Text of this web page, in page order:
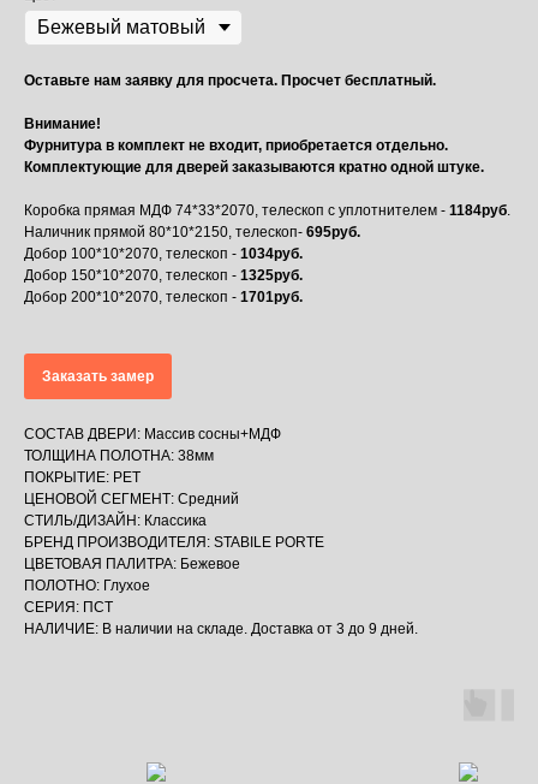
Оставьте нам заявку для просчета. Просчет бесплатный.
Внимание!
Фурнитура в комплект не входит, приобретается отдельно.
Комплектующие для дверей заказываются кратно одной штуке.
Коробка прямая МДФ 74*33*2070, телескоп с уплотнителем - 1184руб.
Наличник прямой 80*10*2150, телескоп- 695руб.
Добор 100*10*2070, телескоп - 1034руб.
Добор 150*10*2070, телескоп - 1325руб.
Добор 200*10*2070, телескоп - 1701руб.
Заказать замер
СОСТАВ ДВЕРИ: Массив сосны+МДФ
ТОЛЩИНА ПОЛОТНА: 38мм
ПОКРЫТИЕ: PET
ЦЕНОВОЙ СЕГМЕНТ: Средний
СТИЛЬ/ДИЗАЙН: Классика
БРЕНД ПРОИЗВОДИТЕЛЯ: STABILE PORTE
ЦВЕТОВАЯ ПАЛИТРА: Бежевое
ПОЛОТНО: Глухое
СЕРИЯ: ПСТ
НАЛИЧИЕ: В наличии на складе. Доставка от 3 до 9 дней.